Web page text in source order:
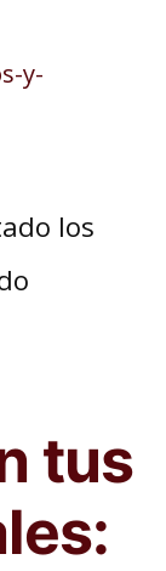
y-
los
tus